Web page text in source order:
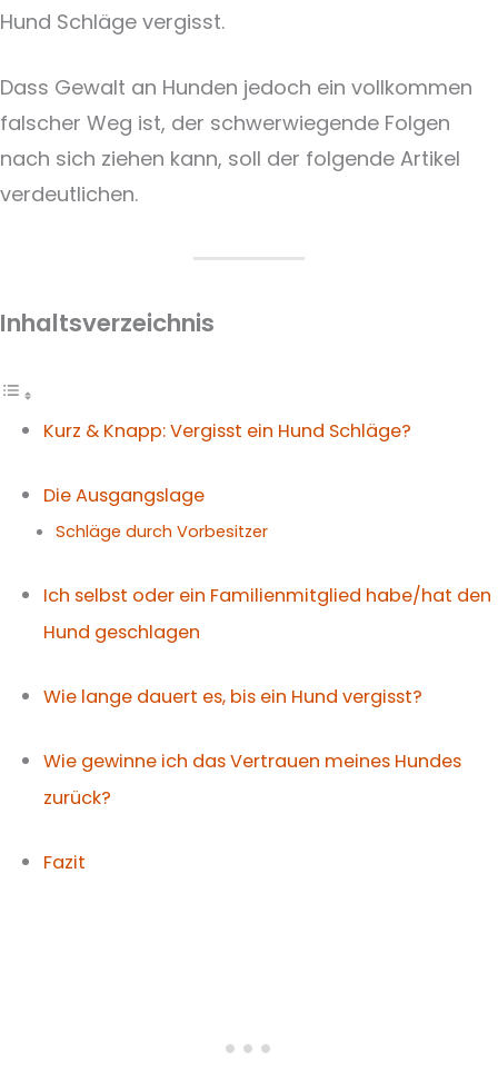
Hund Schläge vergisst.
Dass Gewalt an Hunden jedoch ein vollkommen
falscher Weg ist, der schwerwiegende Folgen
nach sich ziehen kann, soll der folgende Artikel
verdeutlichen.
Inhaltsverzeichnis
Kurz & Knapp: Vergisst ein Hund Schläge?
Die Ausgangslage
Schläge durch Vorbesitzer
Ich selbst oder ein Familienmitglied habe/hat den
Hund geschlagen
Wie lange dauert es, bis ein Hund vergisst?
Wie gewinne ich das Vertrauen meines Hundes
zurück?
Fazit